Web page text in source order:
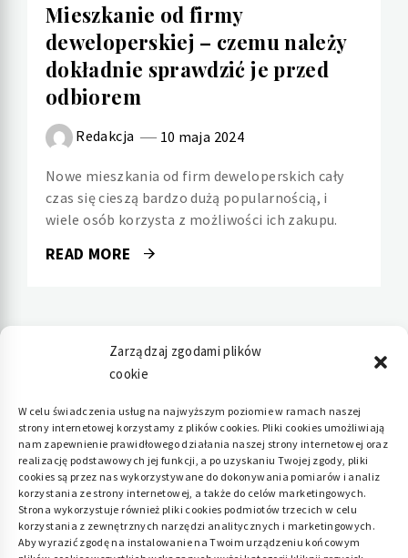
Zarządzaj zgodami plików
cookie
W celu świadczenia usług na najwyższym poziomie w ramach naszej
strony internetowej korzystamy z plików cookies. Pliki cookies umożliwiają
nam zapewnienie prawidłowego działania naszej strony internetowej oraz
realizację podstawowych jej funkcji, a po uzyskaniu Twojej zgody, pliki
cookies są przez nas wykorzystywane do dokonywania pomiarów i analiz
korzystania ze strony internetowej, a także do celów marketingowych.
Strona wykorzystuje również pliki cookies podmiotów trzecich w celu
korzystania z zewnętrznych narzędzi analitycznych i marketingowych.
Aby wyrazić zgodę na instalowanie na Twoim urządzeniu końcowym
Mieszkanie od firmy
deweloperskiej – czemu należy
dokładnie sprawdzić je przed
odbiorem
Redakcja 10 maja 2024
Nowe mieszkania od firm deweloperskich cały
czas się cieszą bardzo dużą popularnością, i
wiele osób korzysta z możliwości ich zakupu.
READ MORE
Polityka plików cookies (EU)|Polityka
prywatności